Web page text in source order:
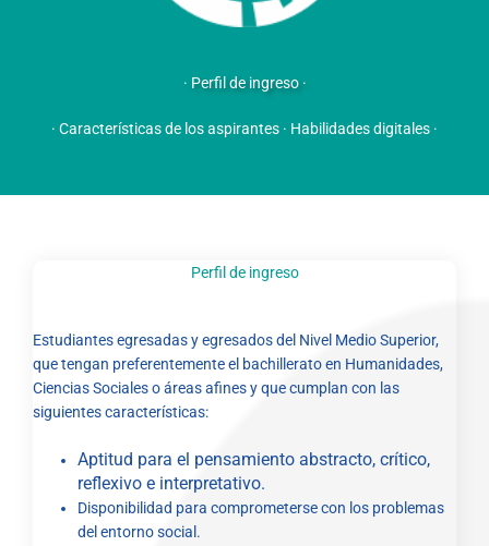
· Perfil de ingreso ·
· Características de los aspirantes · Habilidades digitales ·
Perfil de ingreso
Estudiantes egresadas y egresados del Nivel Medio Superior,
que tengan preferentemente el bachillerato en Humanidades,
Ciencias Sociales o áreas afines y que cumplan con las
siguientes características:
Aptitud para el pensamiento abstracto, crítico,
reflexivo e interpretativo.
Disponibilidad para comprometerse con los problemas
del entorno social.